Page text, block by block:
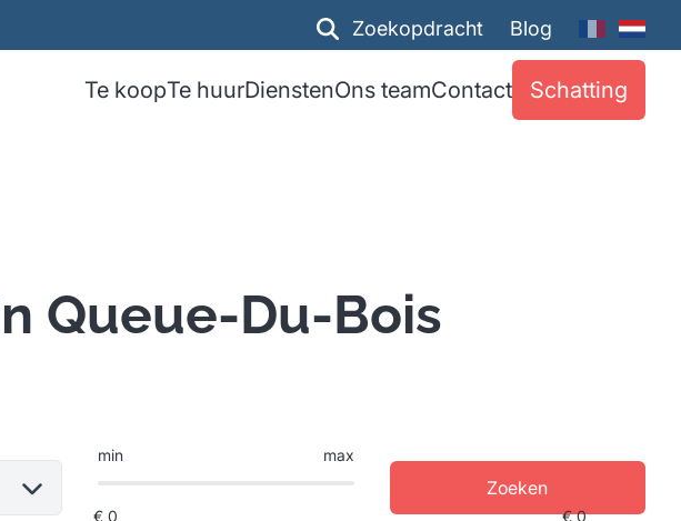
Zoekopdracht Blog
Te koopTe huurDienstenOns teamContact Schatting
Queue-Du-Bois
min max
Zoeken